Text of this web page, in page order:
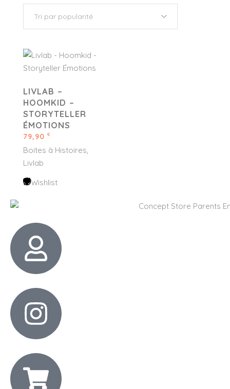
LIVLAB –
HOOMKID –
STORYTELLER
ÉMOTIONS
79,90 €
Boites à Histoires
Livlab
Wishlist